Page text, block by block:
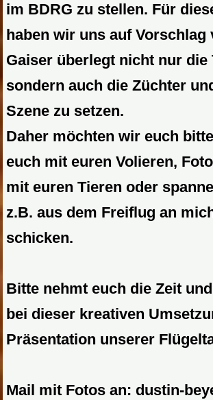
im BDRG zu stellen. Für
haben wir uns auf Vorschlag
Gaiser überlegt nicht nur die
sondern auch die Züchter
Szene zu setzen.
Daher möchten wir euch
euch mit euren Volieren,
mit euren Tieren oder
z.B. aus dem Freiflug an
schicken.
Bitte nehmt euch die Zeit
bei dieser kreativen
Präsentation unserer
Mail mit Fotos an: dustin-